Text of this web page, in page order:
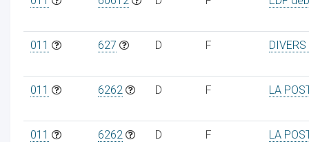
011 627 D F
011 6262 D F LA
011 6262 D F LA